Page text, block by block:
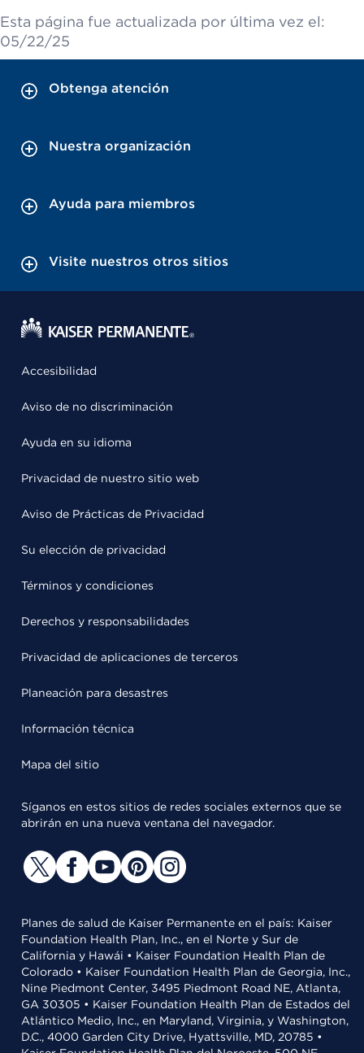
Esta página fue actualizada por última vez el:
05/22/25
Obtenga atención
Nuestra organización
Ayuda para miembros
Visite nuestros otros sitios
Accesibilidad
Aviso de no discriminación
Ayuda en su idioma
Privacidad de nuestro sitio web
Aviso de Prácticas de Privacidad
Su elección de privacidad
Términos y condiciones
Derechos y responsabilidades
Privacidad de aplicaciones de terceros
Planeación para desastres
Información técnica
Mapa del sitio
Síganos en estos sitios de redes sociales externos que se
abrirán en una nueva ventana del navegador.
Planes de salud de Kaiser Permanente en el país: Kaiser
Foundation Health Plan, Inc., en el Norte y Sur de
California y Hawái • Kaiser Foundation Health Plan de
Colorado • Kaiser Foundation Health Plan de Georgia, Inc.,
Nine Piedmont Center, 3495 Piedmont Road NE, Atlanta,
GA 30305 • Kaiser Foundation Health Plan de Estados del
Atlántico Medio, Inc., en Maryland, Virginia, y Washington,
D.C., 4000 Garden City Drive, Hyattsville, MD, 20785 •